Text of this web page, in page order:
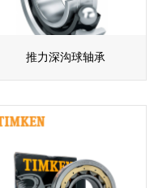
推力深沟球轴承